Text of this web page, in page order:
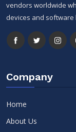
vendors worldwide
devices and software
Company
Home
About Us